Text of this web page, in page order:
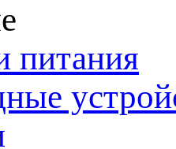
питания